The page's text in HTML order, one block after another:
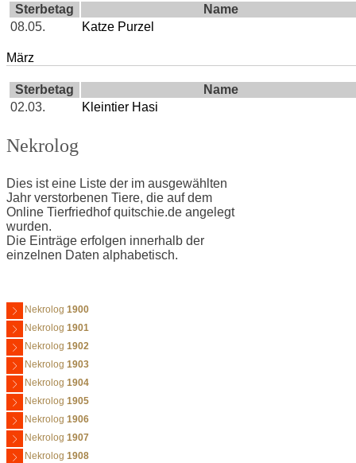
Sterbetag
Name
08.05.
Katze Purzel
März
Sterbetag
Name
02.03.
Kleintier Hasi
Nekrolog
Dies ist eine Liste der im ausgewählten
Jahr verstorbenen Tiere, die auf dem
Online Tierfriedhof quitschie.de angelegt
wurden.
Die Einträge erfolgen innerhalb der
einzelnen Daten alphabetisch.
Nekrolog 1900
Nekrolog 1901
Nekrolog 1902
Nekrolog 1903
Nekrolog 1904
Nekrolog 1905
Nekrolog 1906
Nekrolog 1907
Nekrolog 1908